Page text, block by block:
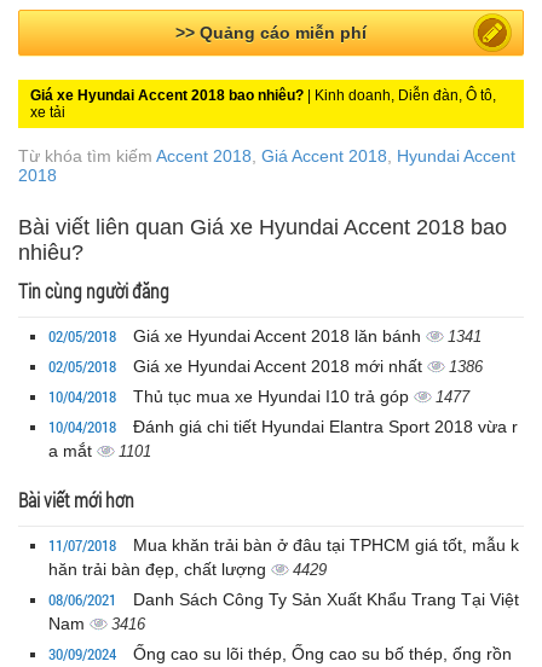
>> Bài PR miễn phí
Giá xe Hyundai Accent 2018 bao nhiêu? | Kinh doanh, Diễn đàn, Ô tô,
xe tải
Từ khóa tìm kiếm Accent 2018, Giá Accent 2018, Hyundai Accent
2018
Bài viết liên quan Giá xe Hyundai Accent 2018 bao
nhiêu?
Tin cùng người đăng
02/05/2018 Giá xe Hyundai Accent 2018 lăn bánh 1341
02/05/2018 Giá xe Hyundai Accent 2018 mới nhất 1386
10/04/2018 Thủ tục mua xe Hyundai I10 trả góp 1477
10/04/2018
Đánh giá chi tiết Hyundai Elantra Sport 2018 vừa r
a mắt
1101
Bài viết mới hơn
11/07/2018
Mua khăn trải bàn ở đâu tại TPHCM giá tốt, mẫu k
hăn trải bàn đẹp, chất lượng
4429
08/06/2021
Danh Sách Công Ty Sản Xuất Khẩu Trang Tại Việt
Nam
3416
30/09/2024
Ống cao su lõi thép, Ống cao su bố thép, ống rồn